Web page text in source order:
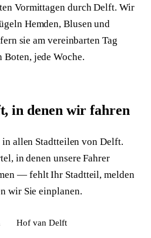
Vormittagen durch Delft. Wir
Hemden, Blusen und
sie am vereinbarten Tag
jede Woche.
in denen wir fahren
allen Stadtteilen von Delft.
in denen unsere Fahrer
— fehlt Ihr Stadtteil, melden
wir Sie einplanen.
Hof van Delft